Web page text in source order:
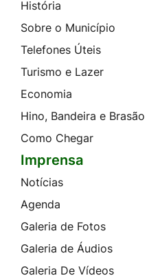
História
Sobre o Município
Telefones Úteis
Turismo e Lazer
Economia
Hino, Bandeira e Brasão
Como Chegar
Imprensa
Notícias
Agenda
Galeria de Fotos
Galeria de Áudios
Galeria De Vídeos